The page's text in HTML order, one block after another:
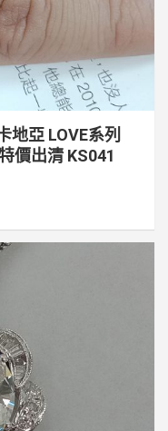
地亞 LOVE系列
價出清 KS041